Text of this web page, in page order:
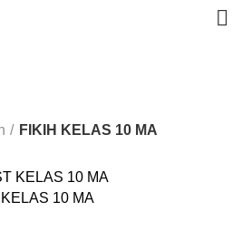
FIKIH KELAS 10 MA
10 MA